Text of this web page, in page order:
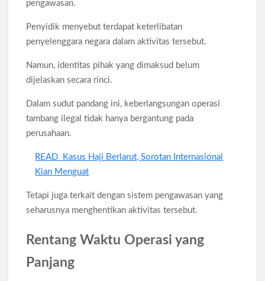
pengawasan.
Penyidik menyebut terdapat keterlibatan
penyelenggara negara dalam aktivitas tersebut.
Namun, identitas pihak yang dimaksud belum
dijelaskan secara rinci.
Dalam sudut pandang ini, keberlangsungan operasi
tambang ilegal tidak hanya bergantung pada
perusahaan.
READ
Kasus Haji Berlarut, Sorotan Internasional
Kian Menguat
Tetapi juga terkait dengan sistem pengawasan yang
seharusnya menghentikan aktivitas tersebut.
Rentang Waktu Operasi yang
Panjang